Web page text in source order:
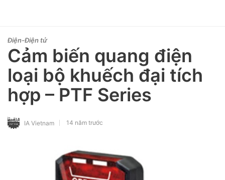
Điện-Điện tử
Cảm biến quang điện
loại bộ khuếch đại tích
hợp – PTF Series
IA Vietnam 14 năm trước